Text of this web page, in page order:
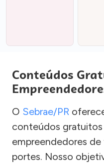
Conteúdos
O Sebrae/PR
conteúdos gratuitos
empreendedores
portes. Nosso